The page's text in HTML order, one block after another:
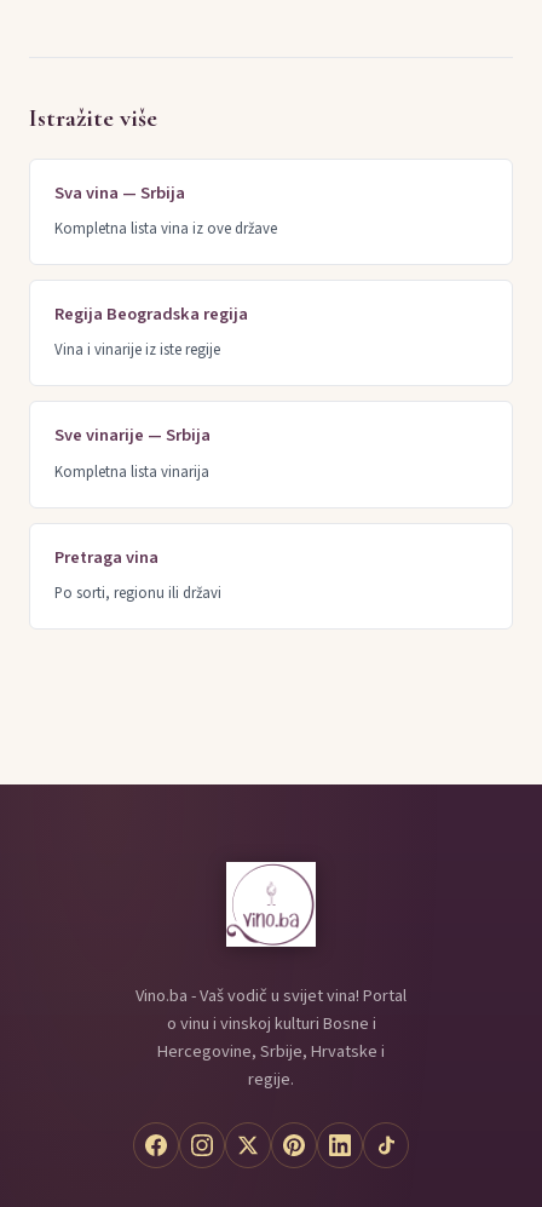
Istražite više
Sva vina — Srbija
Kompletna lista vina iz ove države
Regija Beogradska regija
Vina i vinarije iz iste regije
Sve vinarije — Srbija
Kompletna lista vinarija
Pretraga vina
Po sorti, regionu ili državi
Vino.ba - Vaš vodič u svijet vina! Portal
o vinu i vinskoj kulturi Bosne i
Hercegovine, Srbije, Hrvatske i
regije.